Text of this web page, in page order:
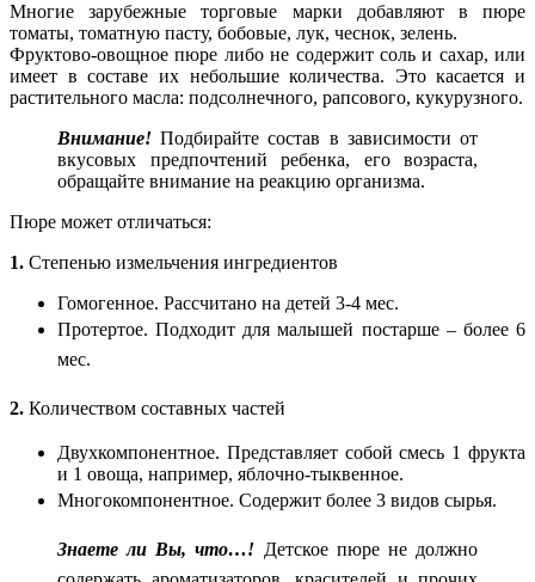
Многие зарубежные торговые марки добавляют в пюре
томаты, томатную пасту, бобовые, лук, чеснок, зелень.
Фруктово-овощное пюре либо не содержит соль и сахар, или
имеет в составе их небольшие количества. Это касается и
растительного масла: подсолнечного, рапсового, кукурузного.
Внимание! Подбирайте состав в зависимости от
вкусовых предпочтений ребенка, его возраста,
обращайте внимание на реакцию организма.
Пюре может отличаться:
1. Степенью измельчения ингредиентов
Гомогенное. Рассчитано на детей 3-4 мес.
Протертое. Подходит для малышей постарше – более 6
мес.
2. Количеством составных частей
Двухкомпонентное. Представляет собой смесь 1 фрукта
и 1 овоща, например, яблочно-тыквенное.
Многокомпонентное. Содержит более 3 видов сырья.
Знаете ли Вы, что…! Детское пюре не должно